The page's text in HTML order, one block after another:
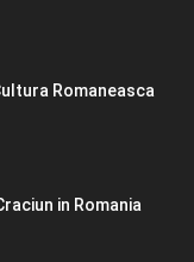
Romaneasca
in Romania